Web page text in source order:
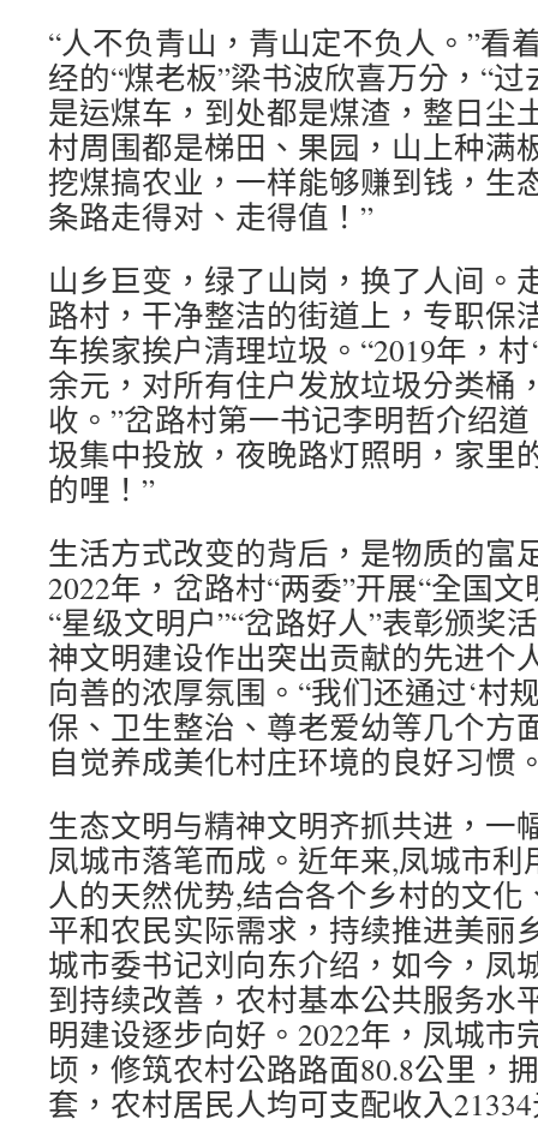
“人不负青山，青山定不负人。”看
经的“煤老板”梁书波欣喜万分，“
是运煤车，到处都是煤渣，整日尘
村周围都是梯田、果园，山上种满
挖煤搞农业，一样能够赚到钱，生
条路走得对、走得值！”
山乡巨变，绿了山岗，换了人间。
路村，干净整洁的街道上，专职保
车挨家挨户清理垃圾。“2019年，村
余元，对所有住户发放垃圾分类桶
收。”岔路村第一书记李明哲介绍
圾集中投放，夜晚路灯照明，家里
的哩！”
生活方式改变的背后，是物质的富
2022年，岔路村“两委”开展“全国
“星级文明户”“岔路好人”表彰颁奖
神文明建设作出突出贡献的先进个
向善的浓厚氛围。“我们还通过‘村
保、卫生整治、尊老爱幼等几个方
自觉养成美化村庄环境的良好习惯
生态文明与精神文明齐抓共进，一
凤城市落笔而成。近年来,凤城市
人的天然优势,结合各个乡村的文
平和农民实际需求，持续推进美丽
城市委书记刘向东介绍，如今，凤
到持续改善，农村基本公共服务水
明建设逐步向好。2022年，凤城市
顷，修筑农村公路路面80.8公里，
套，农村居民人均可支配收入